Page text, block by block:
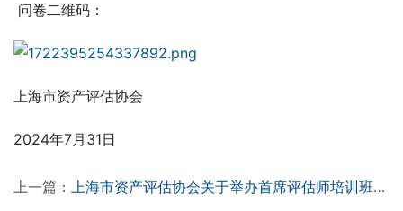
问卷二维码：
上海市资产评估协会
2024年7月31日
上一篇： 上海市资产评估协会关于举办首席评估师培训班的通知